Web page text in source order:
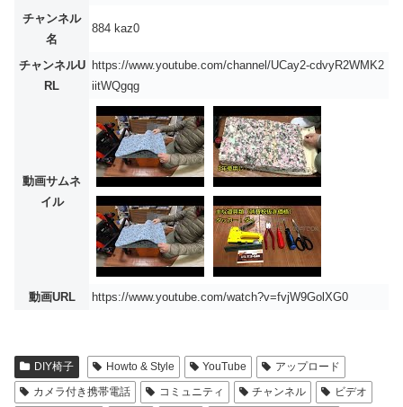
チャンネル
名
884 kaz0
チャンネルU
RL
https://www.youtube.com/channel/UCay2-cdvyR2WMK2
iitWQgqg
動画サムネ
イル
動画URL https://www.youtube.com/watch?v=fvjW9GolXG0
DIY椅子 Howto & Style YouTube
アップロード
カメラ付き携帯電話
コミュニティ チャンネル
ビデオ